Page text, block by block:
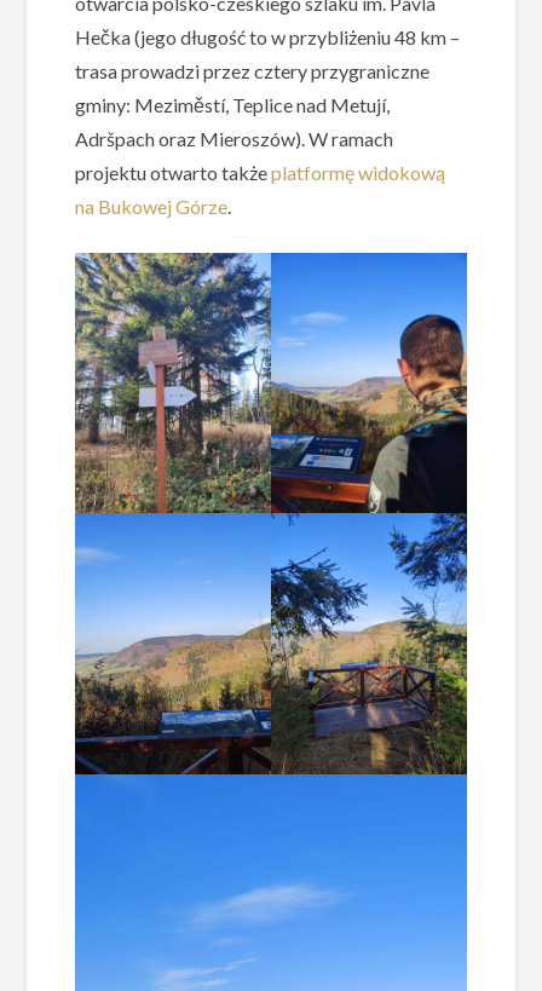
Hečka (jego długość to w przybliżeniu 48 km –
trasa prowadzi przez cztery przygraniczne
gminy: Meziměstí, Teplice nad Metují,
Adršpach oraz Mieroszów). W ramach
projektu otwarto takżeplatformę widokową
na Bukowej Górze.